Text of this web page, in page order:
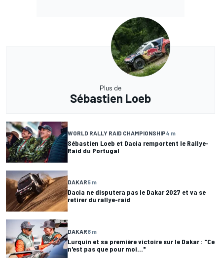
Plus de
Sébastien Loeb
WORLD RALLY RAID CHAMPIONSHIP4 m
Sébastien Loeb et Dacia remportent le Rallye-
Raid du Portugal
DAKAR5 m
Dacia ne disputera pas le Dakar 2027 et va se
retirer du rallye-raid
DAKAR6 m
Lurquin et sa première victoire sur le Dakar : "Ce
n'est pas que pour moi..."